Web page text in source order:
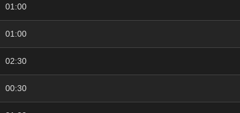
01:00
01:00
02:30
00:30